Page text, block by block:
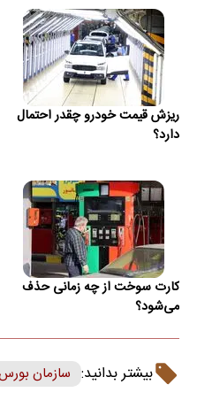
ریزش قیمت خودرو چقدر احتمال
دارد؟
کارت سوخت از چه زمانی حذف
می‌شود؟
بیشتر بدانید: سازمان